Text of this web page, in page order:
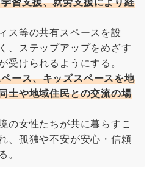
ス等の共有スペースを設
、ステップアップをめざす
受けられるようにする。
ース、キッズスペースを地
士や地域住民との交流の場
の女性たちが共に暮らすこ
、孤独や不安が安心・信頼
。